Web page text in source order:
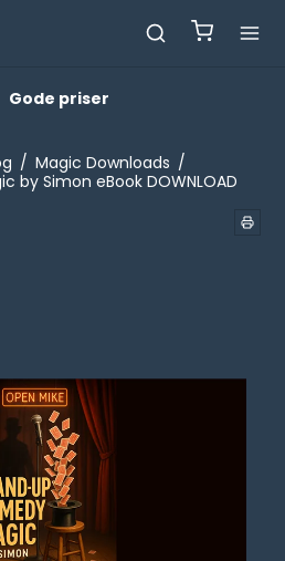
Gode priser
/ Magic Downloads /
by Simon eBook DOWNLOAD